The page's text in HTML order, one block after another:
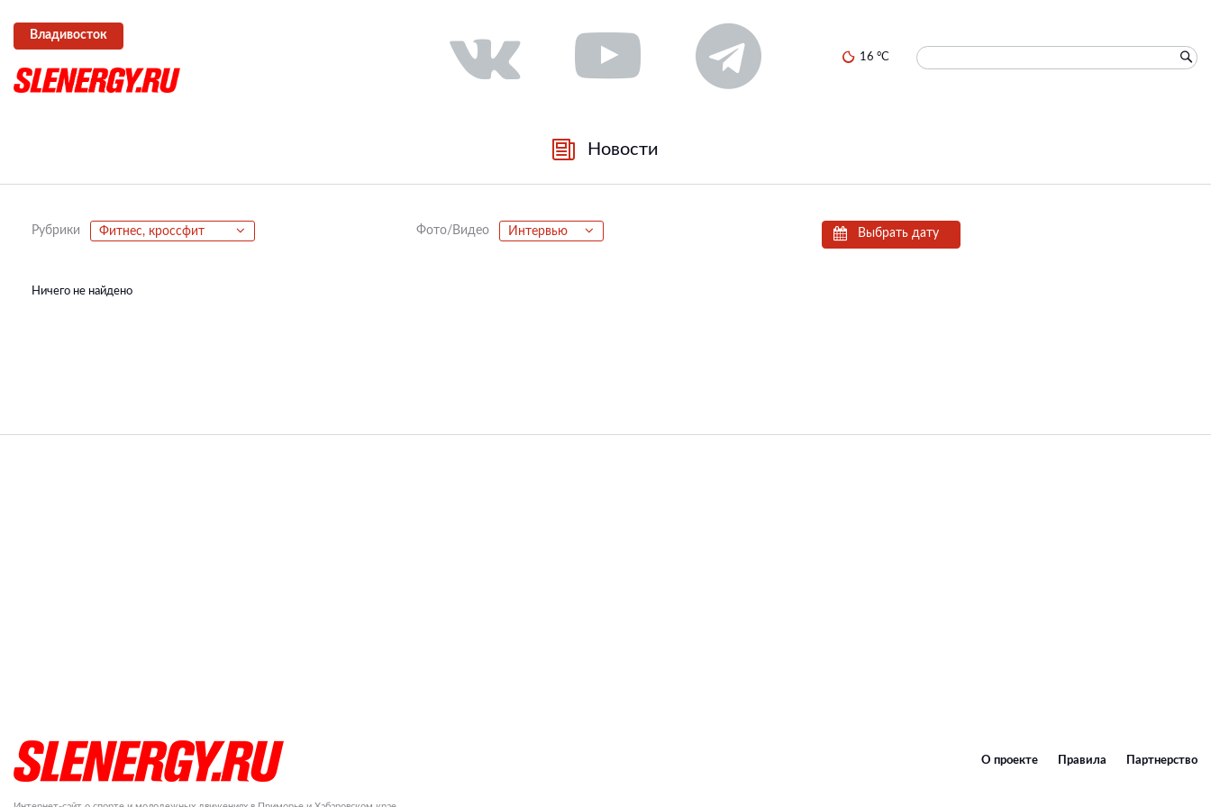
Владивосток
16 °C
Новости
Рубрики Фитнес, кроссфит Фото/Видео Интервью Выбрать дату
Ничего не найдено
О проекте Правила Партнерство